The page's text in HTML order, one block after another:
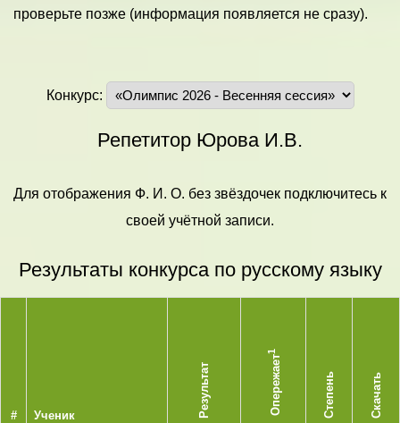
проверьте позже (информация появляется не сразу).
Конкурс:
Репетитор Юрова И.В.
Для отображения Ф. И. О. без звёздочек подключитесь к
своей учётной записи.
Результаты конкурса по русскому языку
# Ученик Результат Опережает
1
Степень Скачать